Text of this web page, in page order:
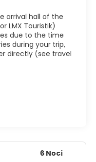
arrival hall of the
LMX Touristik)
due to the time
during your trip,
directly (see travel
6 Nocí